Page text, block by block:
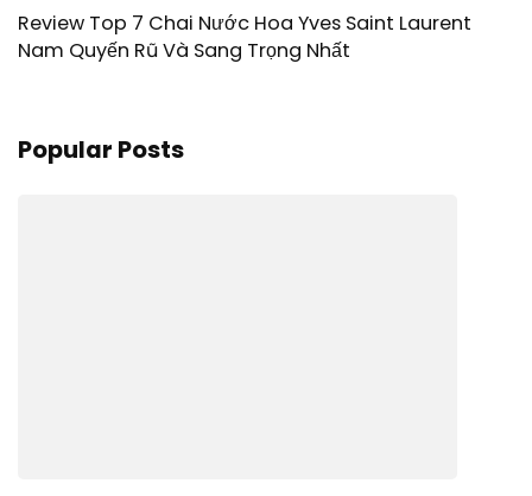
Review Top 7 Chai Nước Hoa Yves Saint Laurent
Nam Quyến Rũ Và Sang Trọng Nhất
Popular Posts